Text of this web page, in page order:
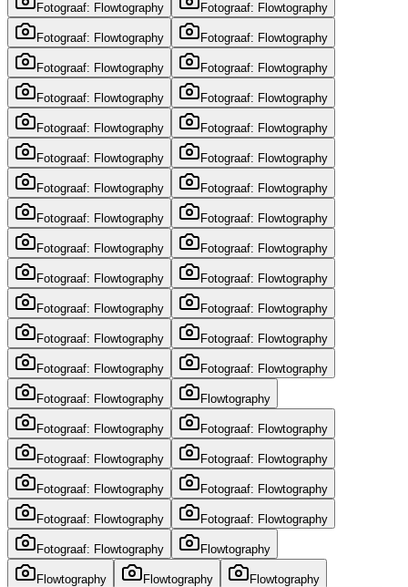
Fotograaf: Flowtography Fotograaf: Flowtography
Fotograaf: Flowtography Fotograaf: Flowtography
Fotograaf: Flowtography Fotograaf: Flowtography
Fotograaf: Flowtography Fotograaf: Flowtography
Fotograaf: Flowtography Fotograaf: Flowtography
Fotograaf: Flowtography Fotograaf: Flowtography
Fotograaf: Flowtography Fotograaf: Flowtography
Fotograaf: Flowtography Fotograaf: Flowtography
Fotograaf: Flowtography Fotograaf: Flowtography
Fotograaf: Flowtography Fotograaf: Flowtography
Fotograaf: Flowtography Fotograaf: Flowtography
Fotograaf: Flowtography Fotograaf: Flowtography
Fotograaf: Flowtography Fotograaf: Flowtography
Fotograaf: Flowtography Flowtography
Fotograaf: Flowtography Fotograaf: Flowtography
Fotograaf: Flowtography Fotograaf: Flowtography
Fotograaf: Flowtography Fotograaf: Flowtography
Fotograaf: Flowtography Fotograaf: Flowtography
Fotograaf: Flowtography Flowtography
Flowtography Flowtography Flowtography